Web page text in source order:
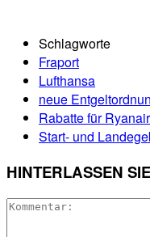
Schlagworte
Fraport
Lufthansa
neue
Rabatte für Ryanair
Start- und
HINTERLASSEN